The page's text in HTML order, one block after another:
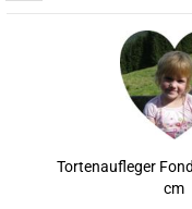
Tortenaufleger
cm